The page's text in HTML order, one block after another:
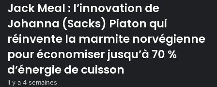
Jack Meal : l’innovation de
Johanna (Sacks) Piaton qui
réinvente la marmite norvégienne
pour économiser jusqu’à 70 %
d’énergie de cuisson
il y a 4 semaines